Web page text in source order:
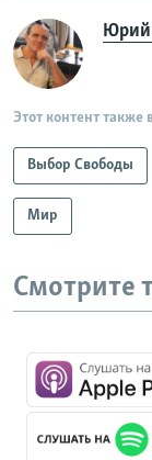
Этот контент также
Выбор Свободы
Мир
Смотрите